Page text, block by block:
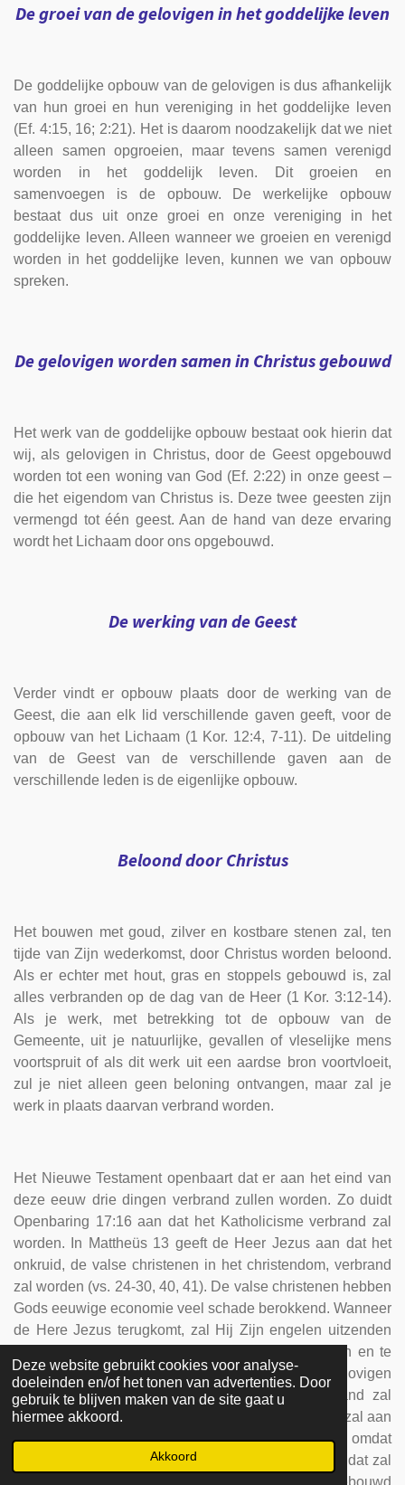
Deze website gebruikt cookies voor analyse-
doeleinden en/of het tonen van advertenties. Door
gebruik te blijven maken van de site gaat u
hiermee akkoord.
Akkoord
De groei van de gelovigen in het goddelijke leven
De goddelijke opbouw van de gelovigen is dus afhankelijk
van hun groei en hun vereniging in het goddelijke leven
(Ef. 4:15, 16; 2:21). Het is daarom noodzakelijk dat we niet
alleen samen opgroeien, maar tevens samen verenigd
worden in het goddelijk leven. Dit groeien en
samenvoegen is de opbouw. De werkelijke opbouw
bestaat dus uit onze groei en onze vereniging in het
goddelijke leven. Alleen wanneer we groeien en verenigd
worden in het goddelijke leven, kunnen we van opbouw
spreken.
De gelovigen worden samen in Christus gebouwd
Het werk van de goddelijke opbouw bestaat ook hierin dat
wij, als gelovigen in Christus, door de Geest opgebouwd
worden tot een woning van God (Ef. 2:22) in onze geest –
die het eigendom van Christus is. Deze twee geesten zijn
vermengd tot één geest. Aan de hand van deze ervaring
wordt het Lichaam door ons opgebouwd.
De werking van de Geest
Verder vindt er opbouw plaats door de werking van de
Geest, die aan elk lid verschillende gaven geeft, voor de
opbouw van het Lichaam (1 Kor. 12:4, 7-11). De uitdeling
van de Geest van de verschillende gaven aan de
verschillende leden is de eigenlijke opbouw.
Beloond door Christus
Het bouwen met goud, zilver en kostbare stenen zal, ten
tijde van Zijn wederkomst, door Christus worden beloond.
Als er echter met hout, gras en stoppels gebouwd is, zal
alles verbranden op de dag van de Heer (1 Kor. 3:12-14).
Als je werk, met betrekking tot de opbouw van de
Gemeente, uit je natuurlijke, gevallen of vleselijke mens
voortspruit of als dit werk uit een aardse bron voortvloeit,
zul je niet alleen geen beloning ontvangen, maar zal je
werk in plaats daarvan verbrand worden.
Het Nieuwe Testament openbaart dat er aan het eind van
deze eeuw drie dingen verbrand zullen worden. Zo duidt
Openbaring 17:16 aan dat het Katholicisme verbrand zal
worden. In Mattheüs 13 geeft de Heer Jezus aan dat het
onkruid, de valse christenen in het christendom, verbrand
zal worden (vs. 24-30, 40, 41). De valse christenen hebben
Gods eeuwige economie veel schade berokkend. Wanneer
de Here Jezus terugkomt, zal Hij Zijn engelen uitzenden
om het onkruid te verzamelen, in bossen te binden en te
verbranden. Dit is het verbranden van de valse gelovigen
in het Protestantisme. Het derde ding dat verbrand zal
worden, staat in 1 Korinthiërs 3:13-15: "Ieders werk zal aan
het licht komen. Want de dag zal het doen blijken, omdat
hij met vuur verschijnt, en hoedanig ieders werk is, dat zal
het vuur uitmaken. Indien het werk, dat hij erop gebouwd